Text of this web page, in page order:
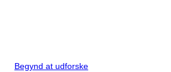
Begynd at udforske